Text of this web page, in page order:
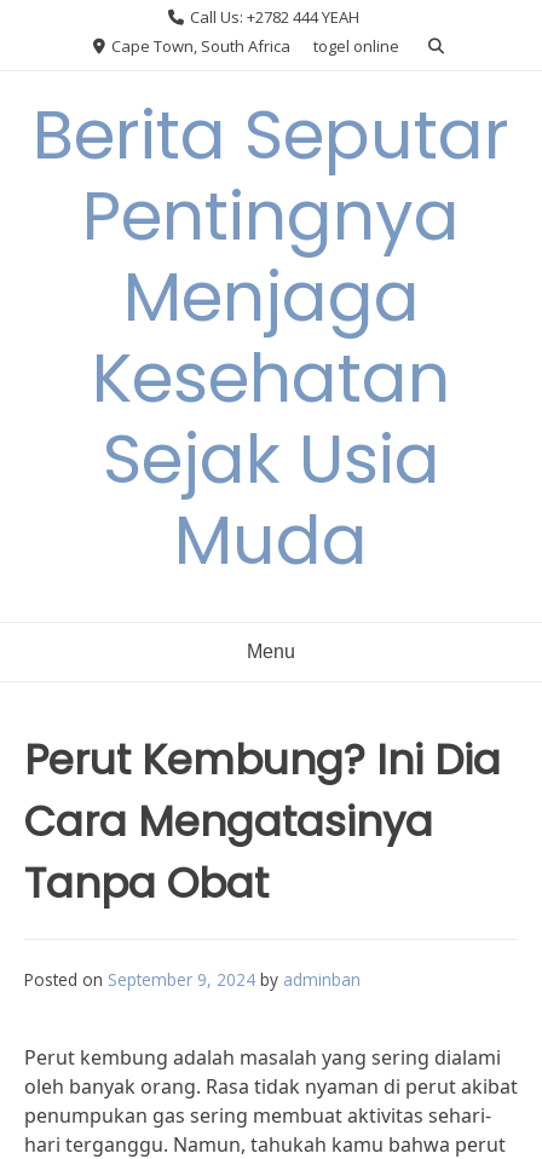
Call Us: +2782 444 YEAH
Cape Town, South Africa
togel online
Berita Seputar
Pentingnya
Menjaga
Kesehatan
Sejak Usia
Muda
Menu
Perut Kembung? Ini Dia
Cara Mengatasinya
Tanpa Obat
Posted on September 9, 2024 by adminban
Perut kembung adalah masalah yang sering dialami
oleh banyak orang. Rasa tidak nyaman di perut akibat
penumpukan gas sering membuat aktivitas sehari-
hari terganggu. Namun, tahukah kamu bahwa perut